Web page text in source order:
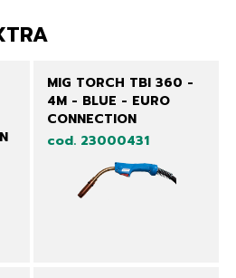
MIG TORCH TBI 360 -
4M - BLUE - EURO
CONNECTION
cod. 23000431